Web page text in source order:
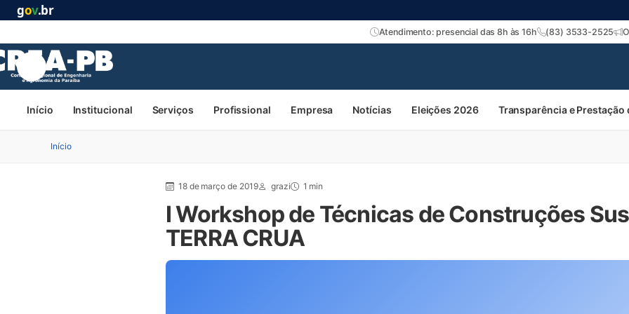
gov.br
Atendimento: presencial das 8h às 16h (83) 3533-2525
Início Institucional Serviços Profissional Empresa Notícias Eleições 2026 Transparência e Prestação
Início
18 de março de 2019 grazi 1 min
I Workshop de Técnicas de Construções
TERRA CRUA